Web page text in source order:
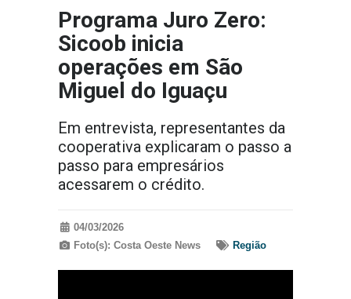
Programa Juro Zero:
Sicoob inicia
operações em São
Miguel do Iguaçu
Em entrevista, representantes da
cooperativa explicaram o passo a
passo para empresários
acessarem o crédito.
04/03/2026
Foto(s): Costa Oeste News
Região